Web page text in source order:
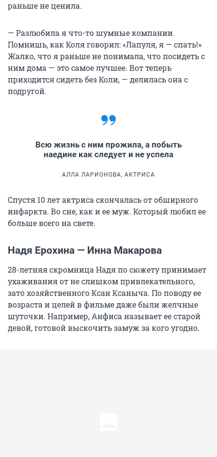
раньше не ценила.
— Разлюбила я что-то шумные компании.
Помнишь, как Коля говорил: «Лапуля, я — спать!»
Жалко, что я раньше не понимала, что посидеть с
ним дома — это самое лучшее. Вот теперь
приходится сидеть без Коли, — делилась она с
подругой.
Всю жизнь с ним прожила, а побыть
наедине как следует и не успела
АЛЛА ЛАРИОНОВА, АКТРИСА
Спустя 10 лет актриса скончалась от обширного
инфаркта. Во сне, как и ее муж. Который любил ее
больше всего на свете.
Надя Ерохина — Инна Макарова
28-летняя скромница Надя по сюжету принимает
ухаживания от не слишком привлекательного,
зато хозяйственного Ксан Ксаныча. По поводу ее
возраста и целей в фильме даже были желчные
шуточки. Например, Анфиса называет ее старой
девой, готовой выскочить замуж за кого угодно.